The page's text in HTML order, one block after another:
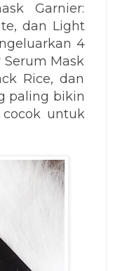
Garnier:
dan Light
4
Serum Mask
Rice, dan
paling bikin
untuk